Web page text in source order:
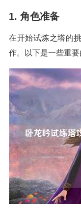
1. 角色准备
在开始试炼之塔的
作。以下是一些重要